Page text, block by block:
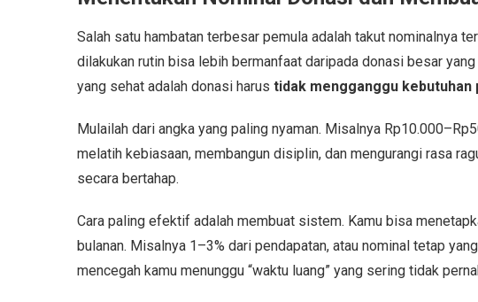
Salah satu hambatan terbesar pemula adalah takut nominalnya
dilakukan rutin bisa lebih bermanfaat daripada donasi besar
yang sehat adalah donasi harus tidak mengganggu kebutuhan
Mulailah dari angka yang paling nyaman. Misalnya
melatih kebiasaan, membangun disiplin, dan mengurangi rasa
secara bertahap.
Cara paling efektif adalah membuat sistem. Kamu bisa
bulanan. Misalnya 1–3% dari pendapatan, atau nominal tetap
mencegah kamu menunggu “waktu luang” yang sering tidak